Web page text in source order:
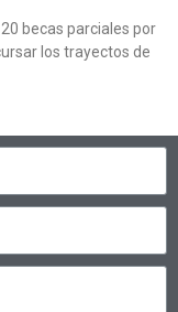
becas parciales por
los trayectos de